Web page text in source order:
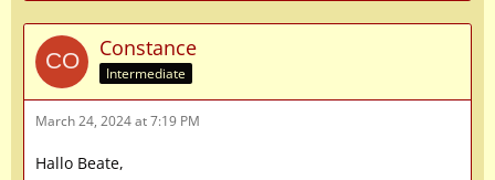
Constance
Intermediate
March 24, 2024 at 7:19 PM
Hallo Beate,